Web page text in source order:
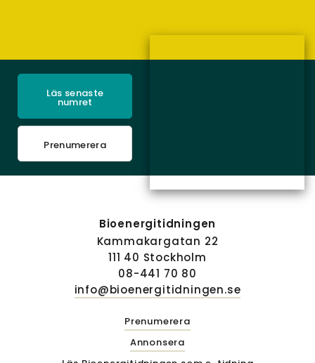
Läs senaste
numret
Prenumerera
Bioenergitidningen
Kammakargatan 22
111 40 Stockholm
08-441 70 80
info@bioenergitidningen.se
Prenumerera
Annonsera